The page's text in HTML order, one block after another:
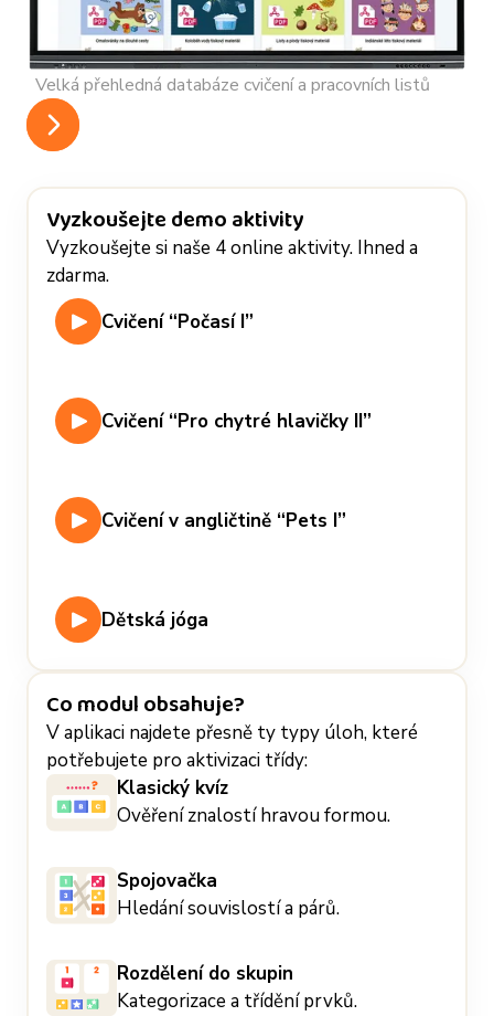
Velká přehledná databáze cvičení a pracovních listů
Vyzkoušejte demo aktivity
Vyzkoušejte si naše 4 online aktivity. Ihned a
zdarma.
Cvičení “Počasí I”
Cvičení “Pro chytré hlavičky II”
Cvičení v angličtině “Pets I”
Dětská jóga
Co modul obsahuje?
V aplikaci najdete přesně ty typy úloh, které
potřebujete pro aktivizaci třídy:
Klasický kvíz
Ověření znalostí hravou formou.
Spojovačka
Hledání souvislostí a párů.
Rozdělení do skupin
Kategorizace a třídění prvků.